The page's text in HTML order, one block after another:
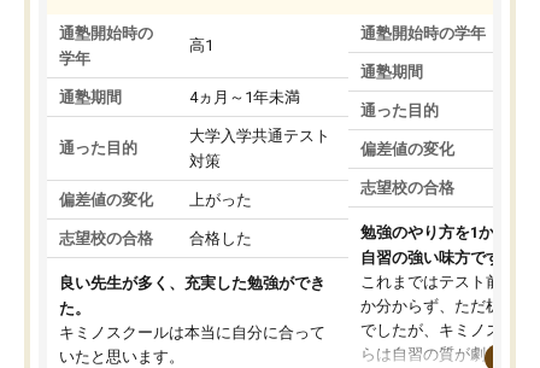
通塾開始時の
学年
高1
通塾期間 4ヵ月～1年未満
通った目的
大学入学共通テスト
対策
偏差値の変化 上がった
志望校の合格 合格した
良い先生が多く、充実した勉強ができ
た。
キミノスクールは本当に自分に合って
いたと思います。
通塾開始時の学年
通塾期間
通った目的
偏差値の変化
志望校の合格
勉強のやり方を1から教
自習の強い味方です。
これまではテスト前に何
か分からず、ただ机に座
でしたが、キミノスクー
らは自習の質が劇的に変